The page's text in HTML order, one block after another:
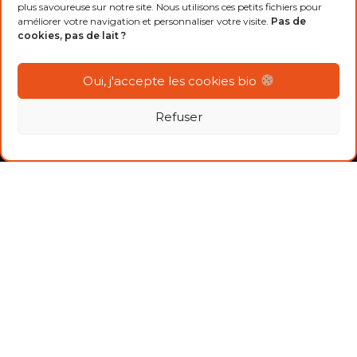
plus savoureuse sur notre site. Nous utilisons ces petits fichiers pour
améliorer votre navigation et personnaliser votre visite. Pas de
cookies, pas de lait ?
Oui, j'accepte les cookies bio
Refuser
C’est quoi la bio
Consommer bio et local